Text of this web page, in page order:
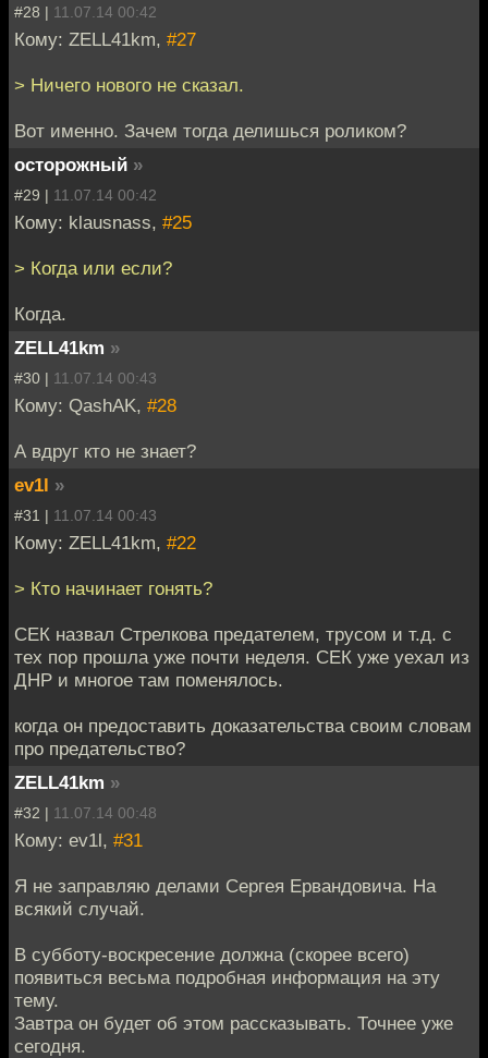
#28 | 11.07.14 00:42
Кому: ZELL41km, #27
> Ничего нового не сказал.
Вот именно. Зачем тогда делишься роликом?
осторожный »
#29 | 11.07.14 00:42
Кому: klausnass, #25
> Когда или если?
Когда.
ZELL41km »
#30 | 11.07.14 00:43
Кому: QashAK, #28
А вдруг кто не знает?
ev1l »
#31 | 11.07.14 00:43
Кому: ZELL41km, #22
> Кто начинает гонять?
СЕК назвал Стрелкова предателем, трусом и т.д. с
тех пор прошла уже почти неделя. СЕК уже уехал из
ДНР и многое там поменялось.
когда он предоставить доказательства своим словам
про предательство?
ZELL41km »
#32 | 11.07.14 00:48
Кому: ev1l, #31
Я не заправляю делами Сергея Ервандовича. На
всякий случай.
В субботу-воскресение должна (скорее всего)
появиться весьма подробная информация на эту
тему.
Завтра он будет об этом рассказывать. Точнее уже
сегодня.